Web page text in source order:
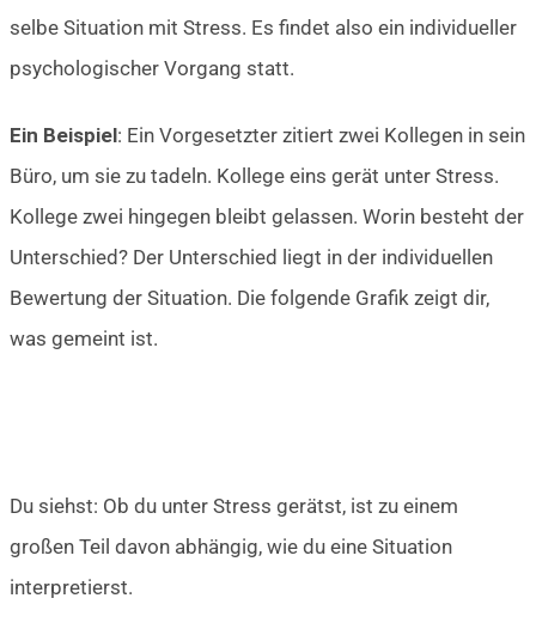
selbe Situation mit Stress. Es findet also ein individueller
psychologischer Vorgang statt.
Ein Beispiel: Ein Vorgesetzter zitiert zwei Kollegen in sein
Büro, um sie zu tadeln. Kollege eins gerät unter Stress.
Kollege zwei hingegen bleibt gelassen. Worin besteht der
Unterschied? Der Unterschied liegt in der individuellen
Bewertung der Situation. Die folgende Grafik zeigt dir,
was gemeint ist.
Du siehst: Ob du unter Stress gerätst, ist zu einem
großen Teil davon abhängig, wie du eine Situation
interpretierst.